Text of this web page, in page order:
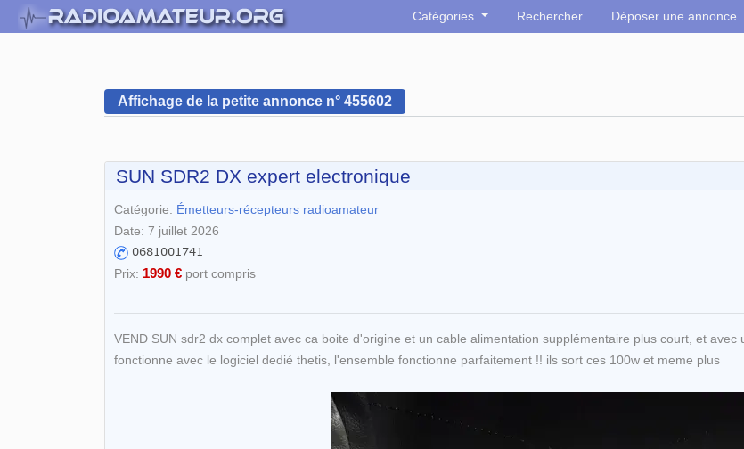
Catégories Rechercher Déposer une annonce
Affichage de la petite annonce n° 455602
SUN SDR2 DX expert electronique
Catégorie: Émetteurs-récepteurs radioamateur
Date: 7 juillet 2026
Prix: 1990 € port compris
VEND SUN sdr2 dx complet avec ca boite d'origine et un cable alimentation supplémentaire plus court, et
fonctionne avec le logiciel dedié thetis, l'ensemble fonctionne parfaitement !! ils sort ces 100w et meme plus